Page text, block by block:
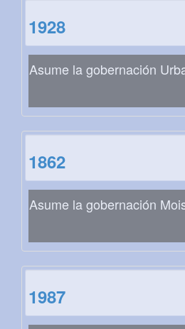
1928
Asume la gobernación
1862
Asume la gobernación
1987